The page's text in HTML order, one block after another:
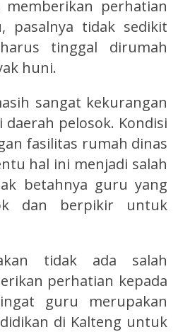
perhatian
pasalnya tidak sedikit
tinggal dirumah
huni.
sangat kekurangan
pelosok. Kondisi
fasilitas rumah dinas
hal ini menjadi salah
betahnya guru yang
dan berpikir untuk
tidak ada salah
perhatian kepada
guru merupakan
di Kalteng untuk